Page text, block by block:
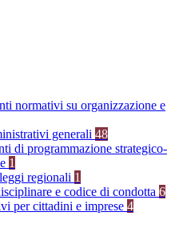
normativi su organizzazione e
generali 48
di programmazione strategico-
1
regionali 1
e codice di condotta 6
per cittadini e imprese 4